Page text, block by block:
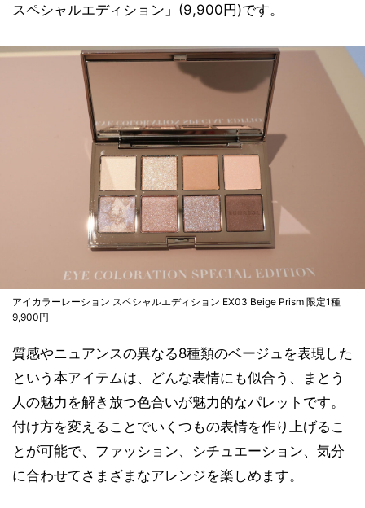
スペシャルエディション」(9,900円)です。
アイカラーレーション スペシャルエディション EX03 Beige Prism 限定1種
9,900円
質感やニュアンスの異なる8種類のベージュを表現した
という本アイテムは、どんな表情にも似合う、まとう
人の魅力を解き放つ色合いが魅力的なパレットです。
付け方を変えることでいくつもの表情を作り上げるこ
とが可能で、ファッション、シチュエーション、気分
に合わせてさまざまなアレンジを楽しめます。